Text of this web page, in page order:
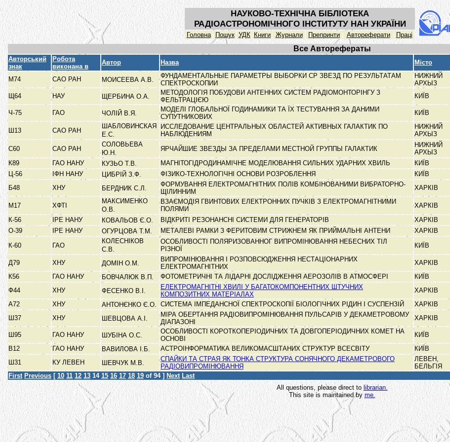
НАУКОВО-ТЕХНІЧНА БІБЛІОТЕКА
РАДІОАСТРОНОМІЧНОГО ІНСТИТУТУ НАН УКРАЇНИ
Головна Пошук УДК Книги Журнали Препринти Автореферати Праці
Все Авторефераты
Авторський
знак
Робота
виконана в
Автор Назва Місто
М74
САО РАН МОИСЕЕВА А.В.
ФУНДАМЕНТАЛЬНЫЕ ПАРАМЕТРЫ ВЫБОРКИ СР ЗВЕЗД ПО РЕЗУЛЬТАТАМ
СПЕКТРОСКОПИИ
НИЖНИЙ
АРХЫЗ
Щ64 НАУ ЩЕРБИНА О.А.
МЕТОДОЛОГІЯ ПОБУДОВИ АНТЕННИХ СИСТЕМ РАДІОМОНТОРІНГУ З
ФЕЛЬТРАЦІЄЮ
КИЇВ
Ч-75 ГАО ЧОЛІЙ В.Я.
МОДЕЛІ ГЛОБАЛЬНОЇ ГОДИНАМИКИ ТА ЇХ ТЕСТУВАННЯ ЗА ДАНИМИ
СУПУТНИКОВИХ
КИЇВ
Ш13 САО РАН
ШАБЛОВИНСКАЯ
Е.С.
ИССЛЕДОВАНИЕ ЦЕНТРАЛЬНЫХ ОБЛАСТЕЙ АКТИВНЫХ ГАЛАКТИК ПО
НАБЛЮДЕНИЯМ
НИЖНИЙ
АРХЫЗ
С60 САО РАН
СОЛОВЬЕВА
Ю.Н.
ЯРЧАЙШИЕ ЗВЕЗДЫ ЗА ПРЕДЕЛАМИ МЕСТНОЙ ГРУППЫ ГАЛАКТИК
НИЖНИЙ
АРХЫЗ
К89
ГАО НАНУ КУЗЬО Т.В. МАГНІТОГІДРОДИНАМІЧНЕ МОДЕЛЮВАННЯ СИЛЬНИХ УДАРНИХ ХВИЛЬ КИЇВ
Ц-56
ІФН НАНУ ЦИБРІЙ З.Ф. ФІЗИКО-ТЕХНОЛОГІЧНІ ОСНОВИ РОЗРОБЛЕННЯ КИЇВ
Б48
ХНУ БЕРДНИК С.Л.
ФОРМУВАННЯ ЕЛЕКТРОМАГНІТНИХ ПОЛІВ КОМБІНОВАНИМИ ВИБРАТОРНО-
ЩІЛИННИМ
ХАРКІВ
М17 ХФТІ
МАКСИМЕНКО
О.В.
ВЗАЄМОДІЯ ГВИНТОВИХ ЕЛЕКТРОННИХ ПУЧКІВ З ЕЛЕКТРОМАГНІТНИМИ
ПОЛЯМИ
ХАРКІВ
К-56
ІРЕ НАНУ КОВАЛЬОВ Є.О. ВІДКРИТІ РЕЗОНАНСНІ СИСТЕМИ ДЛЯ ГЕНЕРАТОРІВ ХАРКІВ
О-39
ІРЕ НАНУ ОГУРЦОВА Т.М. МЕТАЛЕВІ РАМКИ З ФЕРИТОВИМ СТРИЖНЕМ ЯК ПРИЙМАЛЬНІ АНТЕНИ ХАРКІВ
К-60
ГАО
КОЛЕСНІКОВ
С.В.
ОСОБЛИВОСТІ ПОЛЯРИЗОВАННОГ ВИПРОМІНЮВАННЯ НЕБЕСНИХ ТІЛ
РІЗНОЇ
КИЇВ
Д79 ХНУ ДОМІН О.М.
ВИПРОМІНЮВАННЯ І РОЗПОВСЮДЖЕННЯ НЕСТАЦІОНАРНИХ
ЕЛЕКТРОМАГНІТНИХ
ХАРКІВ
К56
ГАО НАНУ БОВЧАЛЮК В.П. ФОТОМЕТРИЧНІ ТА ЛІДАРНІ ДОСЛІДЖЕННЯ АЕРОЗОЛІВ В АТМОСФЕРІ КИЇВ
Ф44
ХНУ ФЕСЕНКО В.І.
ЕЛЕКТРОМАГНІТНІ ХВИЛІ У БАГАТОКОМПОНЕНТНИХ ШТУЧНИХ
КОМПОЗИТНИХ МАТЕРІАЛАХ
ХАРКІВ
А72
ХНУ АНТОНЄНКО Є.О. СИСТЕМА ІМПЕДАНСНОЇ СПЕКТРОСКОПІЇ БІОЛОГІЧНИХ РІДИН І СУСПЕНЗІЙ ХАРКІВ
Ш37
ХНУ ШЕВЦОВА А.І.
МІРА ОБЕРТАННЯ РАДІОВИПРОМІНЮВАННЯ ПУЛЬСАРІВ У ДЕКАМЕТРОВОМУ
ДІАПАЗОНІ
ХАРКІВ
Ш95 ГАО НАНУ ШУБІНА О.С.
ОСОБЛИВОСТІ КОРОТКОПЕРІОДИЧНИХ ТА ДОВГОПЕРІОДИЧНИХ КОМЕТ НА
ОСНОВІ
КИЇВ
В12
ГАО НАНУ ВАВИЛОВА І.Б. АСТРОІНФОРМАТИКА ВЕЛИКОМАСШТАНИХ СТРУКТУР ВСЕСВІТУ КИЇВ
Ш31
КУ ЛЕВЕН ШЕВЧУК М.В.
СПАЙКИ ТА СТРАЯ ЯК ТОНКА СТРУКТУРА СОНЯЧНОГО ДЕКАМЕТРОВОГО
РАДІОВИПРОМІНЮВАННЯ
ЛЕВЕН,
БЕЛЬГІЯ
First Previous [ 10 11 12 13 14 15 16 17 18 19 of 94 ] Next Last
All questions, please direct tolibrarian.
This site is maintained byme.